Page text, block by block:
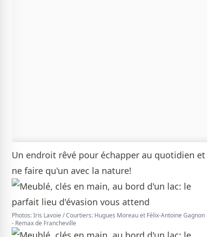
Un endroit rêvé pour échapper au quotidien et
ne faire qu'un avec la nature!
Photos: Iris Lavoie / Courtiers: Hugues Moreau et Félix-Antoine Gagnon
- Remax de Francheville